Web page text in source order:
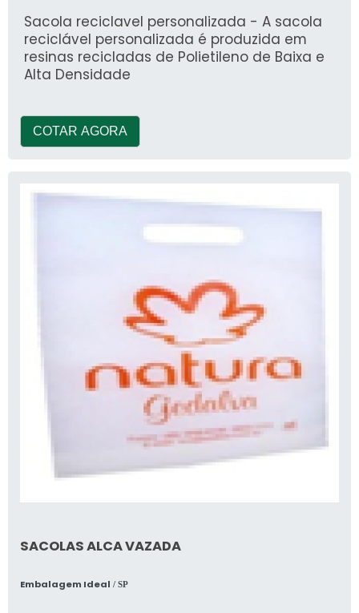
Sacola reciclavel personalizada - A sacola
reciclável personalizada é produzida em
resinas recicladas de Polietileno de Baixa e
Alta Densidade
COTAR AGORA
SACOLAS ALCA VAZADA
Embalagem Ideal / SP